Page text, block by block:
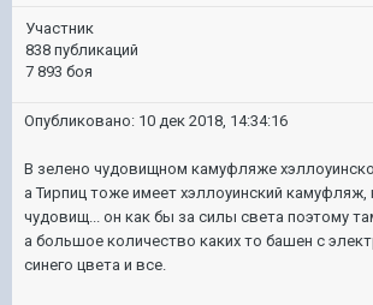
Участник
838 публикаций
7 893 боя
Опубликовано: 10 дек 2018, 14:34:16
В зелено чудовищном камуфляже
а Тирпиц тоже имеет хэллоуинский камуфляж,
чудовищ... он как бы за силы света поэтому
а большое количество каких то башен с
синего цвета и все.